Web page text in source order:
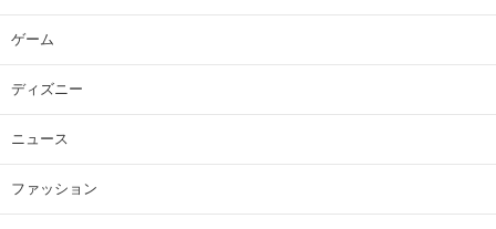
ゲーム
ディズニー
ニュース
ファッション